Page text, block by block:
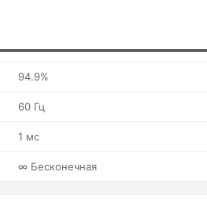
94.9%
60 Гц
1 мс
∞ Бесконечная